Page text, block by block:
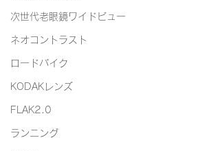
次世代老眼鏡ワイドビュー
ネオコントラスト
ロードバイク
KODAKレンズ
FLAK2.0
ランニング